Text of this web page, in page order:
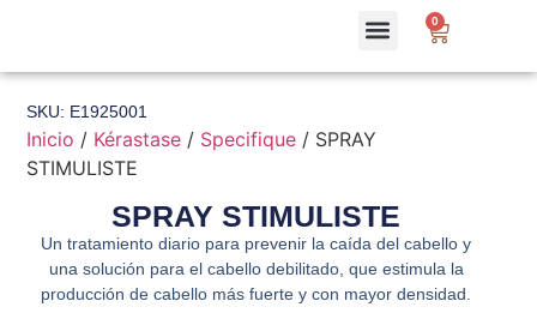
0
SKU: E1925001
Inicio / Kérastase / Specifique / SPRAY
STIMULISTE
SPRAY STIMULISTE
Un tratamiento diario para prevenir la caída del cabello y
una solución para el cabello debilitado, que estimula la
producción de cabello más fuerte y con mayor densidad.